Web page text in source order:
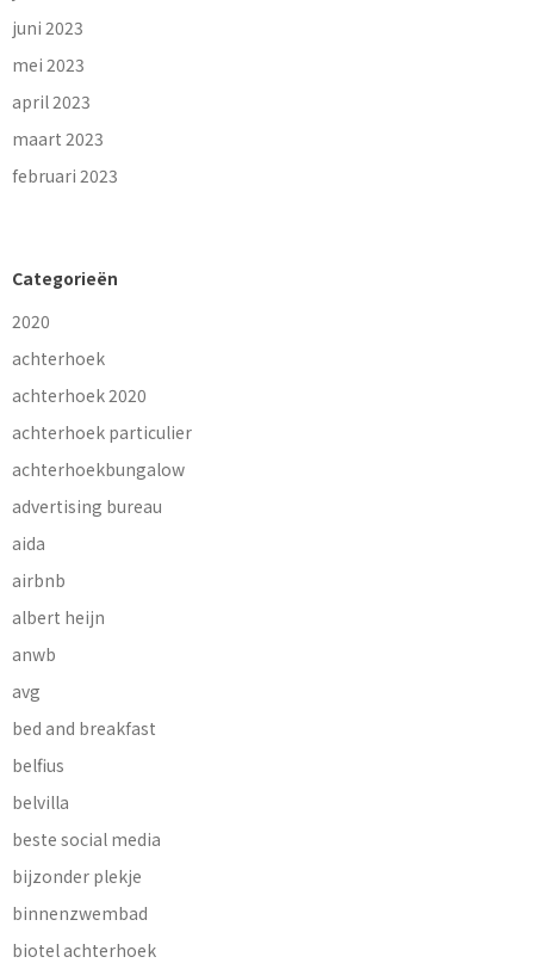
juni 2023
mei 2023
april 2023
maart 2023
februari 2023
Categorieën
2020
achterhoek
achterhoek 2020
achterhoek particulier
achterhoekbungalow
advertising bureau
aida
airbnb
albert heijn
anwb
avg
bed and breakfast
belfius
belvilla
beste social media
bijzonder plekje
binnenzwembad
biotel achterhoek